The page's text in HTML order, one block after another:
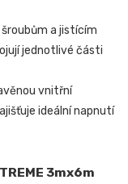
a jistícím
jednotlivé části
vnitřní
ideální napnutí
3mx6m